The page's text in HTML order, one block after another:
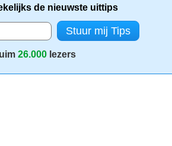
de nieuwste uittips
26.000 lezers